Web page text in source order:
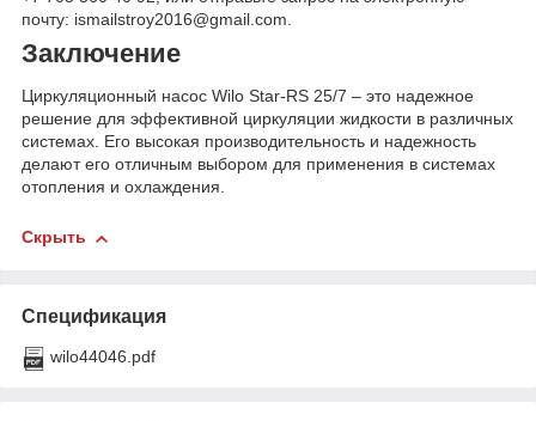
почту: ismailstroy2016@gmail.com.
Заключение
Циркуляционный насос Wilo Star-RS 25/7 – это надежное
решение для эффективной циркуляции жидкости в различных
системах. Его высокая производительность и надежность
делают его отличным выбором для применения в системах
отопления и охлаждения.
Скрыть
Спецификация
wilo44046.pdf